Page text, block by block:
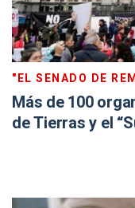
"EL SENADO DE
Más de 100
de Tierras y el